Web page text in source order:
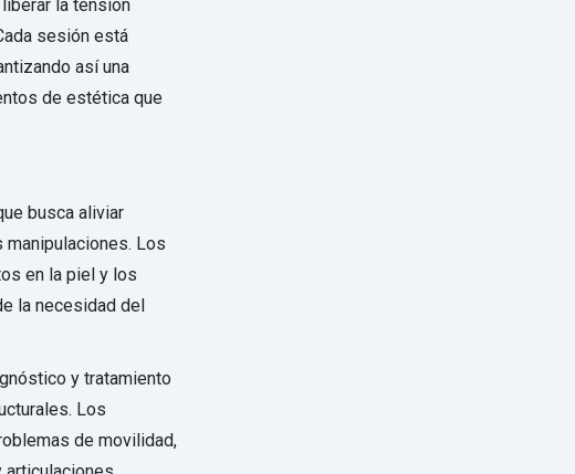
la tensión
sesión está
así una
de estética que
busca aliviar
Los
en la piel y los
la necesidad del
y tratamiento
Los
de movilidad,